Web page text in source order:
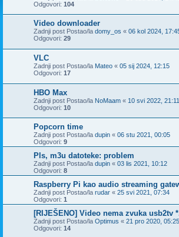
Odgovori: 104
Video downloader
Zadnji post Postao/la domy_os « 06 kol 2024,
Odgovori: 29
VLC
Zadnji post Postao/la Mateo « 05 sij 2024, 12:15
Odgovori: 17
HBO Max
Zadnji post Postao/la NoMaam « 10 svi 2022, 21:11
Odgovori: 10
Popcorn time
Zadnji post Postao/la dupin « 06 stu 2021, 00:05
Odgovori: 9
Pls, m3u datoteke: problem
Zadnji post Postao/la dupin « 03 lis 2021, 10:12
Odgovori: 8
Raspberry Pi kao audio streaming
Zadnji post Postao/la rudar « 25 svi 2021, 07:34
Odgovori: 1
[RIJEŠENO] Video nema zvuka usb2tv
Zadnji post Postao/la Optimus « 21 pro 2020, 05:25
Odgovori: 14